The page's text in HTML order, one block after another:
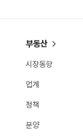
부동산
시장동향
업계
정책
분양